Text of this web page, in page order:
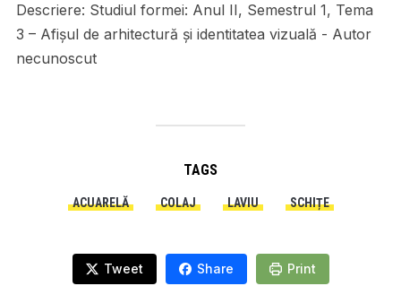
Descriere: Studiul formei: Anul II, Semestrul 1, Tema
3 – Afișul de arhitectură și identitatea vizuală - Autor
necunoscut
TAGS
ACUARELĂ COLAJ LAVIU SCHIȚE
Tweet Share Print